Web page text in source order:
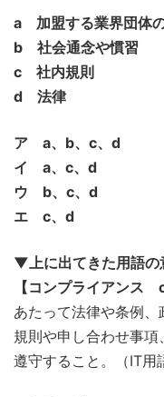
a 加盟する業界団体
b 社会通念や慣習
c 社内規則
d 法律
ア a、b、c、d
イ a、c、d
ウ b、c、d
エ c、d
▼上に出てきた用語の
【コンプライアンス
あたって法律や条例
規則や申し合わせ事
遵守すること。（IT用